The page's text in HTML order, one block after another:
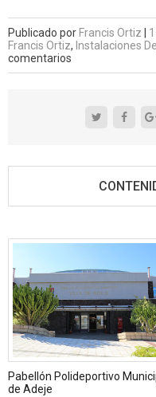
Publicado por Francis Ortiz
Francis Ortiz, Instalaciones
comentarios
Pabellón Polideportivo
de Adeje